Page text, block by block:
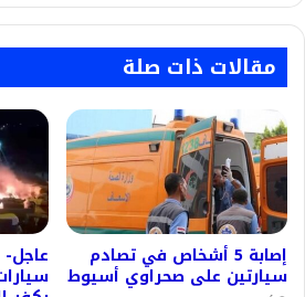
مقالات ذات صلة
إصابة 5 أشخاص في تصادم
سيارتين على صحراوي أسيوط